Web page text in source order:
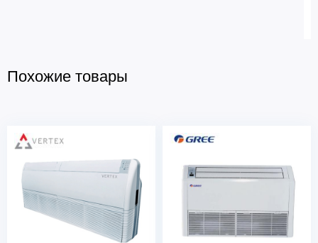
Похожие товары